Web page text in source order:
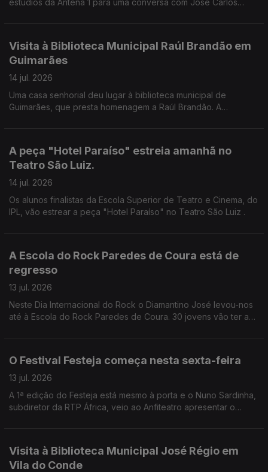
estúdios da Antena 1 para uma conversa com José Carlos
Visita à Biblioteca Municipal Raúl Brandão em
Guimarães
14 jul. 2026
Uma casa senhorial deu lugar à biblioteca municipal de
Guimarães, que presta homenagem a Raúl Brandão. A
A peça "Hotel Paraíso" estreia amanhã no
Teatro São Luiz.
14 jul. 2026
Os alunos finalistas da Escola Superior de Teatro e Cinema, do
IPL, vão estrear a peça "Hotel Paraíso" no Teatro São Luiz .
A Escola do Rock Paredes de Coura está de
regresso
13 jul. 2026
Neste Dia Internacional do Rock o Diamantino José levou-nos
até à Escola do Rock Paredes de Coura. 30 jovens vão ter a
O Festival Festeja começa nesta sexta-feira
13 jul. 2026
A 1ª edição do Festeja está mesmo à porta e o Nuno Sardinha,
subdiretor da RTP África, veio ao Anfiteatro apresentar o
Visita à Biblioteca Municipal José Régio em
Vila do Conde